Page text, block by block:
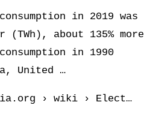
in 2019 was
about 135% more
in 1990
United …
› wiki › Elect…